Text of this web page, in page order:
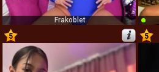
Frakoblet
5
5